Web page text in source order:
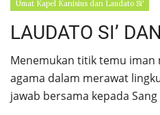
Contact Us
Profil
Umat Kapel Kanisius dan Laudato Si'
LAUDATO SI’
Menemukan titik temu iman
agama dalam merawat
jawab bersama kepada